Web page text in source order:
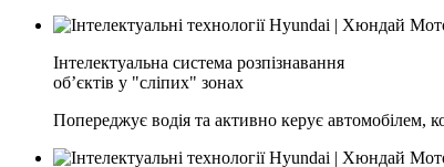
Інтелектуальна система розпізнавання
об’єктів у "сліпих" зонах
Попереджує водія та активно керує автомобілем,